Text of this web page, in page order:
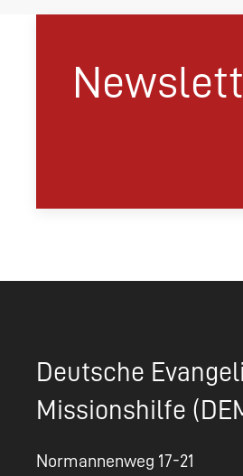
Deutsche
Missionshilfe
Normannenweg 17-21